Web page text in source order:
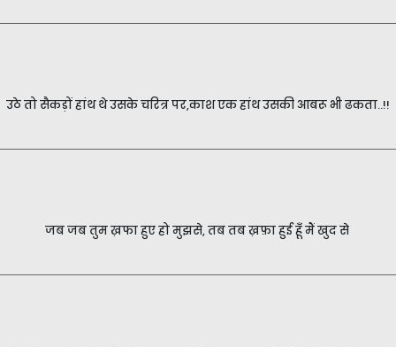
उठे तो सैकड़ों हांथ थे उसके चरित्र पर,काश एक हांथ उसकी आबरू भी ढकता..!!
जब जब तुम ख़फा हुए हो मुझसे, तब तब ख़फ़ा हुई हूँ मैं खुद से